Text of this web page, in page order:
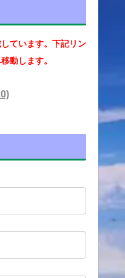
ています。下記リン
動します。